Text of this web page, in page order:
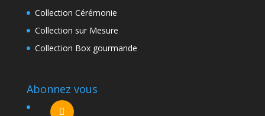
Collection Cérémonie
Collection sur Mesure
Collection Box gourmande
Abonnez vous